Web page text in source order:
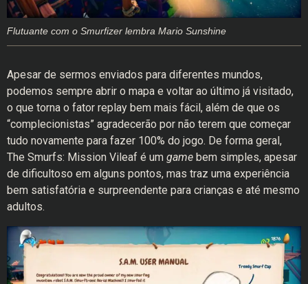
Flutuante com o Smurfizer lembra Mario Sunshine
Apesar de sermos enviados para diferentes mundos,
podemos sempre abrir o mapa e voltar ao último já visitado,
o que torna o fator replay bem mais fácil, além de que os
“complecionistas” agradecerão por não terem que começar
tudo novamente para fazer 100% do jogo. De forma geral,
The Smurfs: Mission Vileaf é um game bem simples, apesar
de dificultoso em alguns pontos, mas traz uma experiência
bem satisfatória e surpreendente para crianças e até mesmo
adultos.